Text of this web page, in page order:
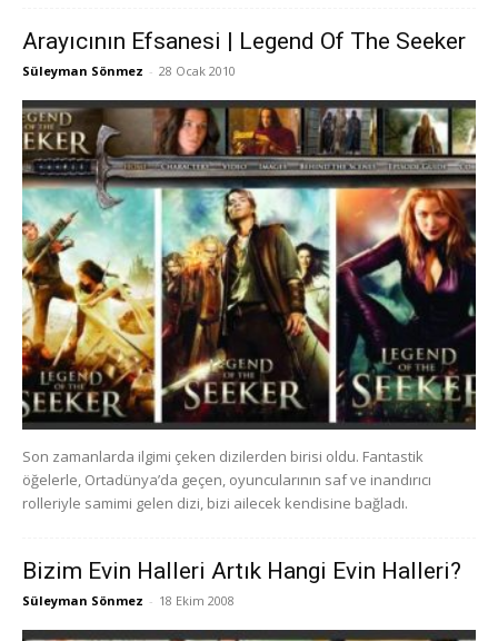
Arayıcının Efsanesi | Legend Of The Seeker
Süleyman Sönmez - 28 Ocak 2010
Son zamanlarda ilgimi çeken dizilerden birisi oldu. Fantastik
öğelerle, Ortadünya’da geçen, oyuncularının saf ve inandırıcı
rolleriyle samimi gelen dizi, bizi ailecek kendisine bağladı.
Bizim Evin Halleri Artık Hangi Evin Halleri?
Süleyman Sönmez - 18 Ekim 2008